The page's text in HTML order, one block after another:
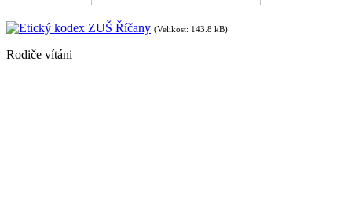
Etický kodex ZUŠ Říčany (Velikost: 143.8 kB)
Rodiče vítáni